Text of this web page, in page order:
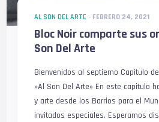
AL SON DEL ARTE - FEBRERO 24, 2021
Bloc Noir comparte sus
Son Del Arte
Bienvenidos al septiemo Capitulo
»Al Son Del Arte» En este capitulo
y arte desde los Barrios para el
invitados especiales. Esperamos